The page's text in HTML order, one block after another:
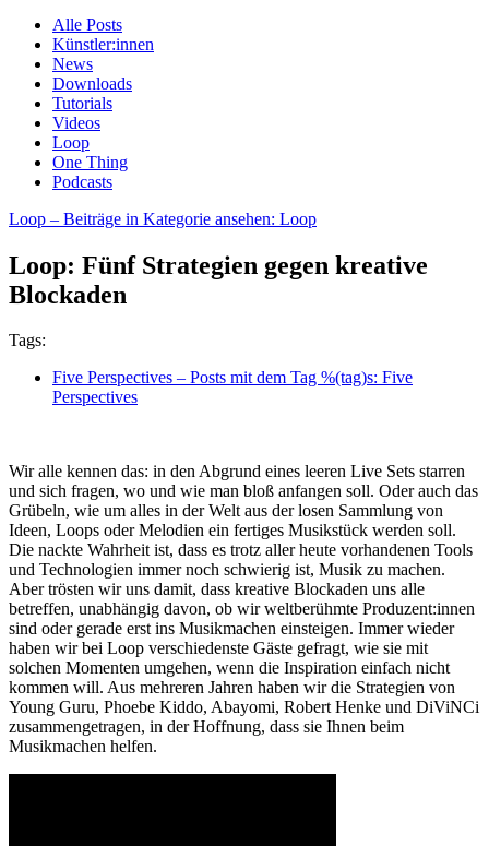
Alle Posts
Künstler:innen
News
Downloads
Tutorials
Videos
Loop
One Thing
Podcasts
Loop – Beiträge in Kategorie ansehen: Loop
Loop: Fünf Strategien gegen kreative
Blockaden
Tags:
Five Perspectives – Posts mit dem Tag %(tag)s: Five
Perspectives
Wir alle kennen das: in den Abgrund eines leeren Live Sets starren
und sich fragen, wo und wie man bloß anfangen soll. Oder auch das
Grübeln, wie um alles in der Welt aus der losen Sammlung von
Ideen, Loops oder Melodien ein fertiges Musikstück werden soll.
Die nackte Wahrheit ist, dass es trotz aller heute vorhandenen Tools
und Technologien immer noch schwierig ist, Musik zu machen.
Aber trösten wir uns damit, dass kreative Blockaden uns alle
betreffen, unabhängig davon, ob wir weltberühmte Produzent:innen
sind oder gerade erst ins Musikmachen einsteigen. Immer wieder
haben wir bei Loop verschiedenste Gäste gefragt, wie sie mit
solchen Momenten umgehen, wenn die Inspiration einfach nicht
kommen will. Aus mehreren Jahren haben wir die Strategien von
Young Guru, Phoebe Kiddo, Abayomi, Robert Henke und DiViNCi
zusammengetragen, in der Hoffnung, dass sie Ihnen beim
Musikmachen helfen.